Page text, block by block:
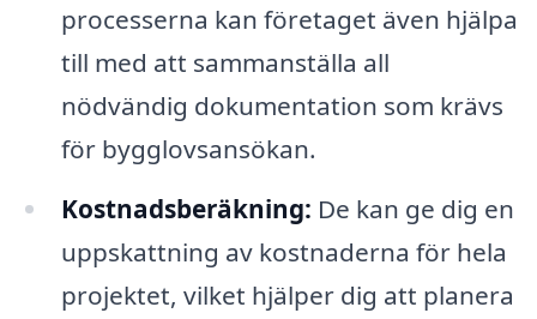
processerna kan företaget även hjälpa
till med att sammanställa all
nödvändig dokumentation som krävs
för bygglovsansökan.
Kostnadsberäkning: De kan ge dig en
uppskattning av kostnaderna för hela
projektet, vilket hjälper dig att planera